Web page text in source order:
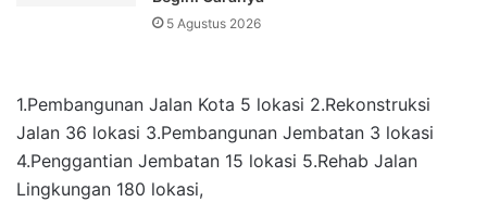
5 Agustus 2026
1.Pembangunan Jalan Kota 5 lokasi 2.Rekonstruksi
Jalan 36 lokasi 3.Pembangunan Jembatan 3 lokasi
4.Penggantian Jembatan 15 lokasi 5.Rehab Jalan
Lingkungan 180 lokasi,